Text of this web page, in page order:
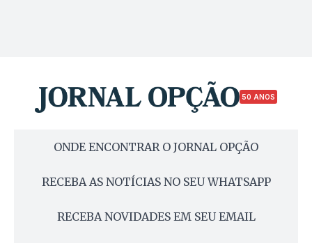
50 ANOS
ONDE ENCONTRAR O JORNAL OPÇÃO
RECEBA AS NOTÍCIAS NO SEU WHATSAPP
RECEBA NOVIDADES EM SEU EMAIL